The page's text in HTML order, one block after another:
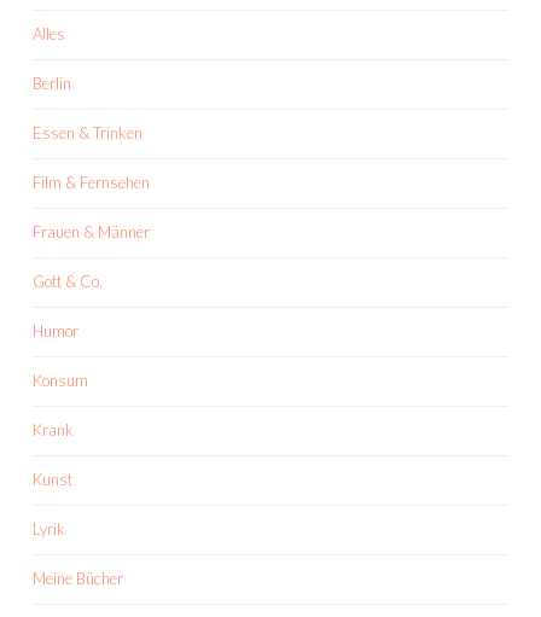
Alles
Berlin
Essen & Trinken
Film & Fernsehen
Frauen & Männer
Gott & Co.
Humor
Konsum
Krank
Kunst
Lyrik
Meine Bücher